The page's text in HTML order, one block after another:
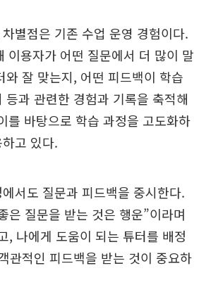
별점은 기존 수업 운영 경험이다.
이용자가 어떤 질문에서 더 많이 말
와 잘 맞는지, 어떤 피드백이 학습
등과 관련한 경험과 기록을 축적해
를 바탕으로 학습 과정을 고도화하
고 있다.
서도 질문과 피드백을 중시한다.
은 질문을 받는 것은 행운”이라며
, 나에게 도움이 되는 튜터를 배정
관적인 피드백을 받는 것이 중요하